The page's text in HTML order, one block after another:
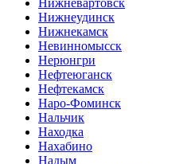
Нижневартовск
Нижнеудинск
Нижнекамск
Невинномысск
Нерюнгри
Нефтеюганск
Нефтекамск
Наро-Фоминск
Нальчик
Находка
Нахабино
Надым